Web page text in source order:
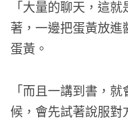
「大量的聊天，這
著，一邊把蛋黃放
蛋黃。
「而且一講到書，
候，會先試著說服對